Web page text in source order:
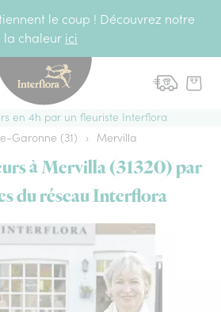
le coup ! Découvrez notre
la chaleur ici
en 4h par un fleuriste Interflora
Garonne (31) › Mervilla
à Mervilla (31320) par
du réseau Interflora